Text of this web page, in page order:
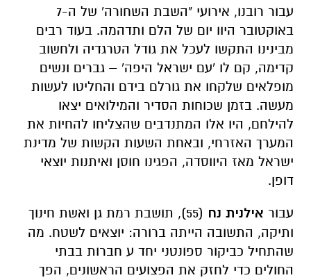
עבור רובנו, אירועי "השבת השחורה' של ה-7
באוקטובר היוו יום של הלם ותדהמה. בעוד רבים
מבינינו התקשו לעכל את גודל הטרגדיה ולחשוב
קדימה, קם לו 'עם ישראל היפה' – גברים ונשים
מופלאים שלקחו את גורלם בידם והחליטו לעשות
מעשה. בזמן שכוחות הסדיר והמילואים יצאו
להילחם, היו אלו המתנדבים שהצליחו להחיות את
המערך האזרחי, ובאחת השעות הקשות של מדינת
ישראל מאז היווסדה, הפגינו חוסן ואיתנות יוצאי
דופן.
עבור אילנית נח
(55), תושבת רמת גן ואשת חינוך
ותיקה, התשובה הייתה ברורה: יוצאים לשטח. מה
שהתחיל כביקור ספונטני יחד ע חברות בבתי
החולים כדי לחזק את הפצועים הראשונים, הפך